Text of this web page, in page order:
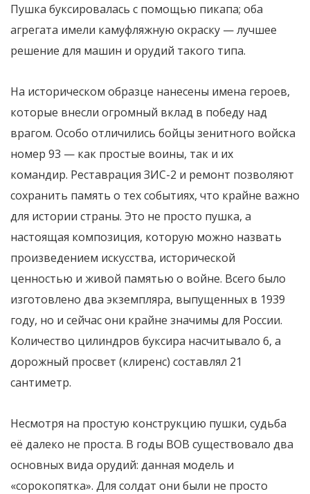
Пушка буксировалась с помощью пикапа; оба
агрегата имели камуфляжную окраску — лучшее
решение для машин и орудий такого типа.
На историческом образце нанесены имена героев,
которые внесли огромный вклад в победу над
врагом. Особо отличились бойцы зенитного войска
номер 93 — как простые воины, так и их
командир. Реставрация ЗИС-2 и ремонт позволяют
сохранить память о тех событиях, что крайне важно
для истории страны. Это не просто пушка, а
настоящая композиция, которую можно назвать
произведением искусства, исторической
ценностью и живой памятью о войне. Всего было
изготовлено два экземпляра, выпущенных в 1939
году, но и сейчас они крайне значимы для России.
Количество цилиндров буксира насчитывало 6, а
дорожный просвет (клиренс) составлял 21
сантиметр.
Несмотря на простую конструкцию пушки, судьба
её далеко не проста. В годы ВОВ существовало два
основных вида орудий: данная модель и
«сорокопятка». Для солдат они были не просто